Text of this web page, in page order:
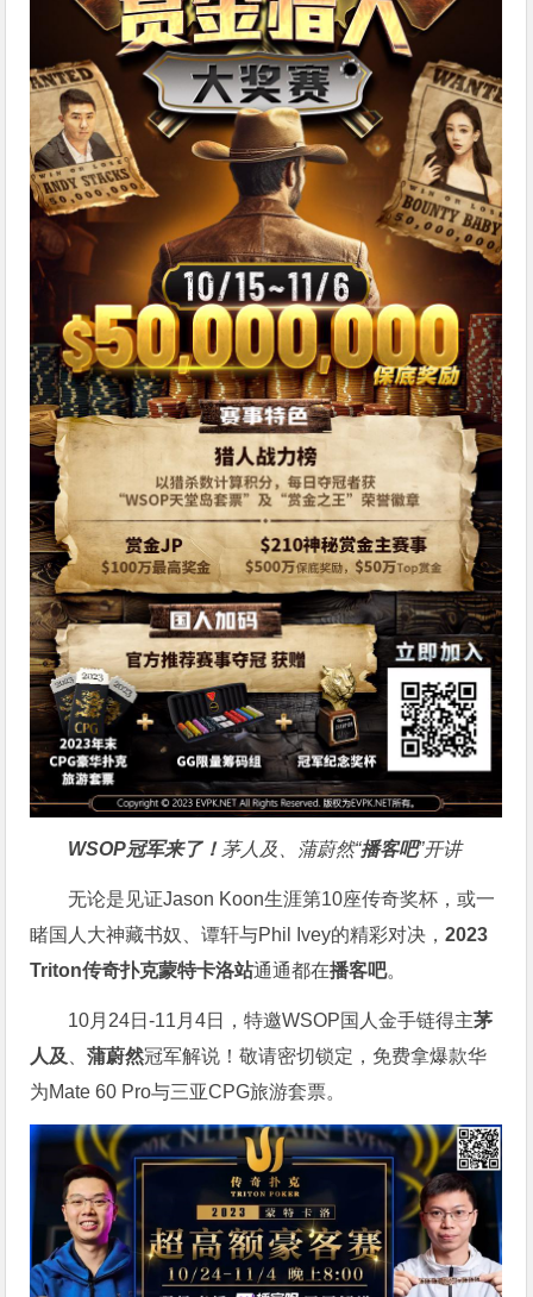
WSOP冠军来了！ 茅人及、蒲蔚然“播客吧”开讲
无论是见证Jason Koon生涯第10座传奇奖杯，或一
睹国人大神藏书奴、谭轩与Phil Ivey的精彩对决，2023
Triton传奇扑克蒙特卡洛站通通都在播客吧。
10月24日-11月4日，特邀WSOP国人金手链得主茅
人及
、蒲蔚然冠军解说！敬请密切锁定，免费拿爆款华
为Mate 60 Pro与三亚CPG旅游套票。